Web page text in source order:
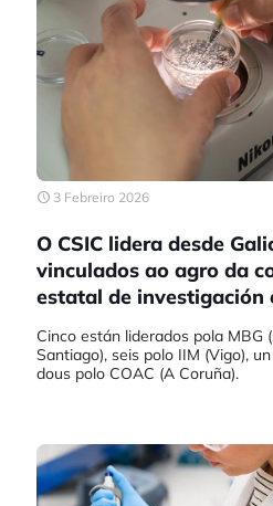
3 Febreiro 2026
O CSIC lidera desde
vinculados ao agro da
estatal de investigación
Cinco están liderados pola MBG
Santiago), seis polo IIM (Vigo),
dous polo COAC (A Coruña).